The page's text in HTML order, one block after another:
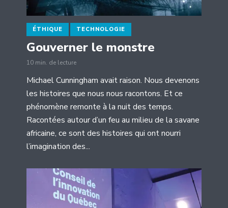
ÉTHIQUE TECHNOLOGIE
Gouverner le monstre
10 min. de lecture
Michael Cunningham avait raison. Nous devenons
les histoires que nous nous racontons. Et ce
phénomène remonte à la nuit des temps.
Racontées autour d’un feu au milieu de la savane
africaine, ce sont des histoires qui ont nourri
l’imagination des...